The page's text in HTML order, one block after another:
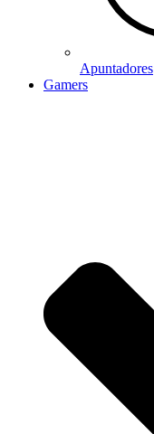
Apuntadores
Gamers